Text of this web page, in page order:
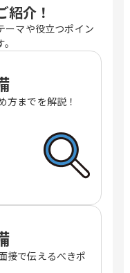
紹介！
ーマや役立つポイン
方までを解説！
接で伝えるべきポ